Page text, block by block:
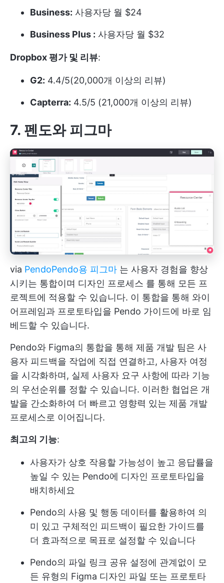
Business: 사용자당 월 $24
Business Plus : 사용자당 월 $32
Dropbox 평가 및 리뷰:
G2: 4.4/5(20,000개 이상의 리뷰)
Capterra: 4.5/5 (21,000개 이상의 리뷰)
7. 펜도와 피그마
via PendoPendo용 피그마 는 사용자 경험을 향상
시키는 통합이며 디자인 프로세스 를 통해 모든 프
로젝트에 적용할 수 있습니다. 이 통합을 통해 와이
어프레임과 프로토타입을 Pendo 가이드에 바로 임
베드할 수 있습니다.
Pendo와 Figma의 통합을 통해 제품 개발 팀은 사
용자 피드백을 작업에 직접 연결하고, 사용자 여정
을 시각화하며, 실제 사용자 요구 사항에 따라 기능
의 우선순위를 정할 수 있습니다. 이러한 협업은 개
발을 간소화하여 더 빠르고 영향력 있는 제품 개발
프로세스로 이어집니다.
최고의 기능:
사용자가 상호 작용할 가능성이 높고 응답률을
높일 수 있는 Pendo에 디자인 프로토타입을
배치하세요
Pendo의 사용 및 행동 데이터를 활용하여 의
미 있고 구체적인 피드백이 필요한 가이드를
더 효과적으로 목표로 설정할 수 있습니다
Pendo의 파일 링크 공유 설정에 관계없이 모
든 유형의 Figma 디자인 파일 또는 프로토타